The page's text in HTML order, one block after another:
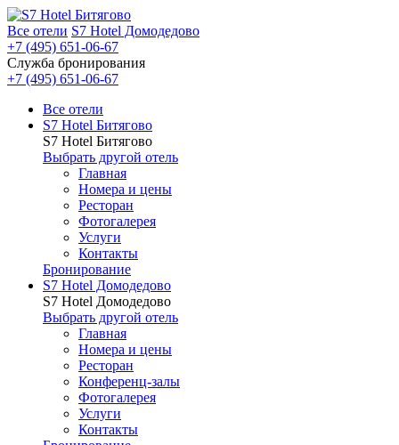
Все отели S7 Hotel Домодедово
+7 (495) 651-06-67
Служба бронирования
+7 (495) 651-06-67
Все отели
S7 Hotel Битягово
S7 Hotel Битягово
Выбрать другой отель
Главная
Номера и цены
Ресторан
Фотогалерея
Услуги
Контакты
Бронирование
S7 Hotel Домодедово
S7 Hotel Домодедово
Выбрать другой отель
Главная
Номера и цены
Ресторан
Конференц-залы
Фотогалерея
Услуги
Контакты